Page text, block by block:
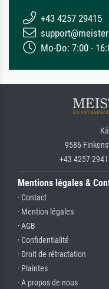
+43 4257 29415
Mo-Do: 7:00 -
9586
+43 4257
Mentions légales &
· Contact
· Mention légales
· AGB
· Confidentialité
· Droit de rétractation
· Plaintes
· A propos de nous